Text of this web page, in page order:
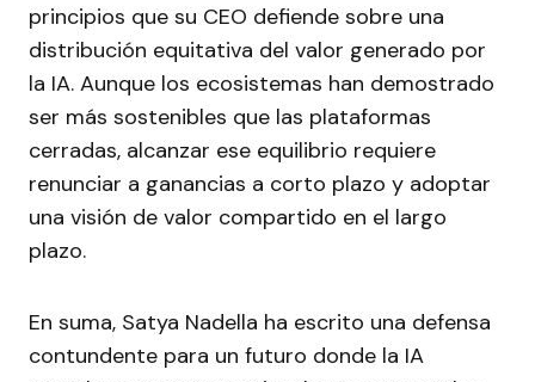
principios que su CEO defiende sobre una
distribución equitativa del valor generado por
la IA. Aunque los ecosistemas han demostrado
ser más sostenibles que las plataformas
cerradas, alcanzar ese equilibrio requiere
renunciar a ganancias a corto plazo y adoptar
una visión de valor compartido en el largo
plazo.
En suma, Satya Nadella ha escrito una defensa
contundente para un futuro donde la IA